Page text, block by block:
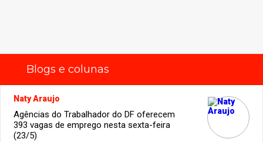
Blogs e colunas
Naty Araujo
Agências do Trabalhador do DF oferecem
393 vagas de emprego nesta sexta-feira
(23/5)